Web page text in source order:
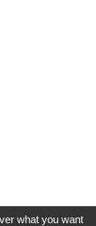
what you want